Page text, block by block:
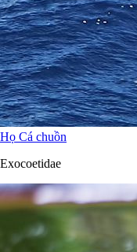
Họ Cá chuồn
Exocoetidae